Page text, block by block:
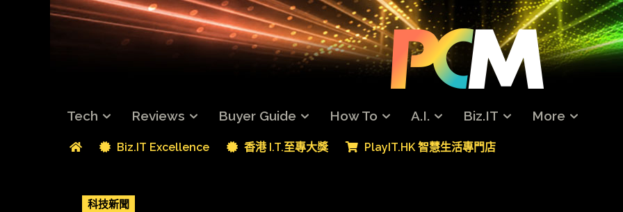
Tech Reviews Buyer Guide How To A.I. Biz.IT More
Biz.IT Excellence 香港 I.T.至專大獎 PlayIT.HK 智慧生活專門店
科技新聞